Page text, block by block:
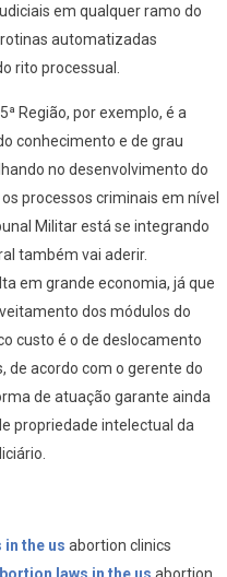
em qualquer ramo do
automatizadas
rito processual.
Região, por exemplo, é a
conhecimento e de grau
no desenvolvimento do
processos criminais em nível
Militar está se integrando
também vai aderir.
em grande economia, já que
dos módulos do
custo é o de deslocamento
de acordo com o gerente do
de atuação garante ainda
propriedade intelectual da
the us abortion clinics
laws in the us abortion